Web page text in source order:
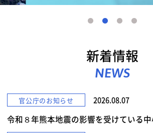
新着情報
NEWS
官公庁のお知らせ 2026.08.07
令和８年熊本地震の影響を受けている